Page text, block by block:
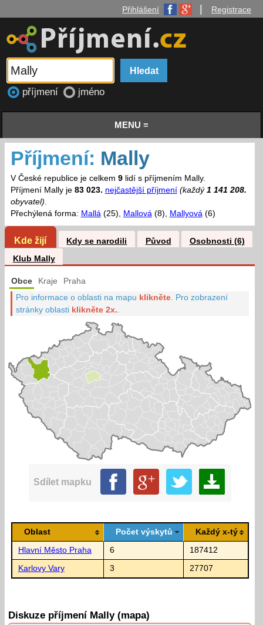
Přihlášení Registrace
příjmení jméno
MENU ≡
Příjmení: Mally
V České republice je celkem 9lidí s příjmením Mally.
Příjmení Mally je 83 023. nejčastější příjmení (každý 1 141 208.
obyvatel).
Přechýlená forma: Mallá(25), Mallová(8), Mallyová(6)
Kde žijí Kdy se narodili Původ
Osobnosti (6)
Klub Mally
Obce Kraje Praha
Pro informace o oblasti na mapu klikněte Pro zobrazení
stránky oblasti klikněte 2x.
Sdílet mapku
Oblast Počet výskytů Každý x-tý
Hlavní Město Praha 6 187412
Karlovy Vary 3 27707
Diskuze příjmení Mally (mapa)